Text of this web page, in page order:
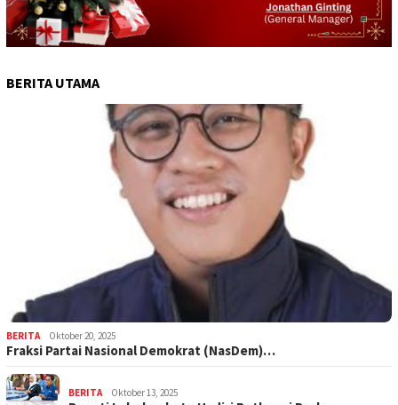
BERITA UTAMA
BERITA Oktober 20, 2025
Fraksi Partai Nasional Demokrat (NasDem)…
BERITA Oktober 13, 2025